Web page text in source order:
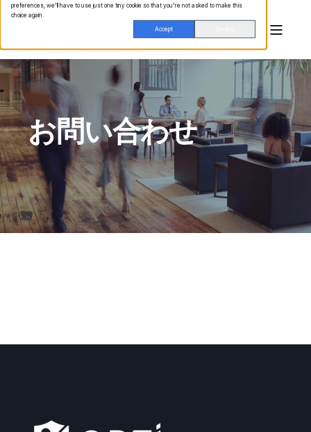
preferences, we'll have to use just one tiny cookie so that you're not asked to make this
choice again.
Accept
お問い合わせ